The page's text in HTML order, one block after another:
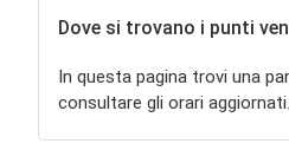
Dove si trovano i punti
In questa pagina trovi una
consultare gli orari